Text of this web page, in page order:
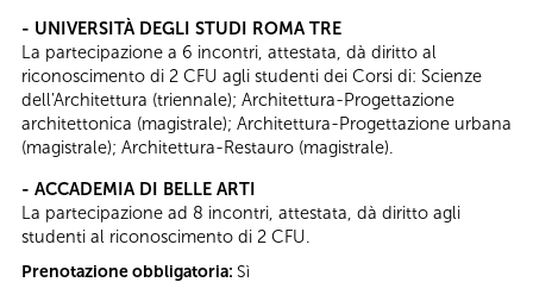
- UNIVERSITÀ DEGLI STUDI ROMA TRE
La partecipazione a 6 incontri, attestata, dà diritto al
riconoscimento di 2 CFU agli studenti dei Corsi di: Scienze
dell'Architettura (triennale); Architettura-Progettazione
architettonica (magistrale); Architettura-Progettazione urbana
(magistrale); Architettura-Restauro (magistrale).
- ACCADEMIA DI BELLE ARTI
La partecipazione ad 8 incontri, attestata, dà diritto agli
studenti al riconoscimento di 2 CFU.
Prenotazione obbligatoria: Sì